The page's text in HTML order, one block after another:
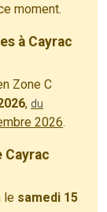
moment.
à Cayrac
Zone C
, du
2026.
Cayrac
le samedi 15